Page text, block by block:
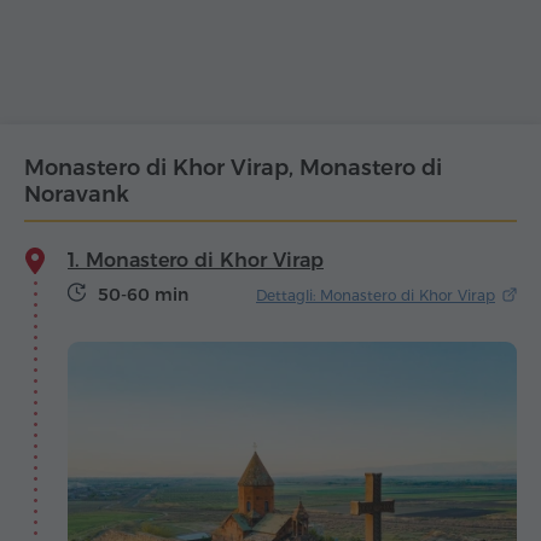
Monastero di Khor Virap, Monastero di
Noravank
1. Monastero di Khor Virap
50-60 min Dettagli: Monastero di Khor Virap